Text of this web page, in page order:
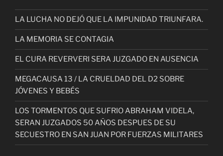
LA LUCHA NO DEJÓ QUE LA IMPUNIDAD TRIUNFARA.
LA MEMORIA SE CONTAGIA
EL CURA REVERVERI SERA JUZGADO EN AUSENCIA
MEGACAUSA 13 / LA CRUELDAD DEL D2 SOBRE
JÓVENES Y BEBÉS
LOS TORMENTOS QUE SUFRIO ABRAHAM VIDELA,
SERAN JUZGADOS 50 AÑOS DESPUES DE SU
SECUESTRO EN SAN JUAN POR FUERZAS MILITARES